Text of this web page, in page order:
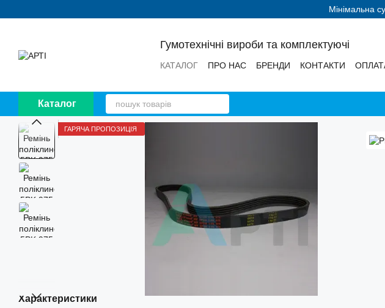
Мінімальна
Гумотехнічні вироби та комплектуючі
КАТАЛОГ ПРО НАС БРЕНДИ КОНТАКТИ
Каталог
ГАРЯЧА ПРОПОЗИЦІЯ
Характеристики